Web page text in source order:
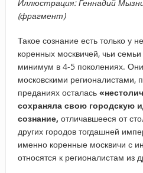
Иллюстрация: Геннадий
(фрагмент)
Такое сознание есть только у
коренных москвичей, чьи
минимум в 4-5 поколениях.
московскими регионалистами,
преданиях осталась
сохраняла свою городскую
сознание, отличавшееся от
других городов тогдашней
именно коренные москвичи с
относятся к регионалистам из